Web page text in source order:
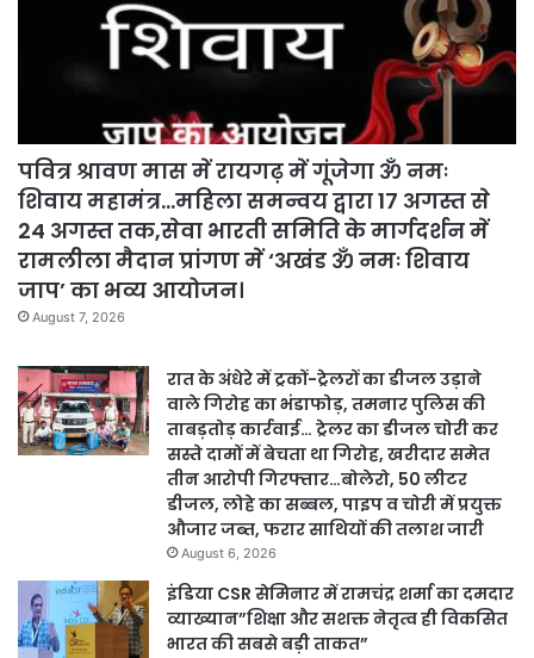
पवित्र श्रावण मास में रायगढ़ में गूंजेगा ॐ नमः
शिवाय महामंत्र…महिला समन्वय द्वारा 17 अगस्त से
24 अगस्त तक,सेवा भारती समिति के मार्गदर्शन में
रामलीला मैदान प्रांगण में ‘अखंड ॐ नमः शिवाय
जाप’ का भव्य आयोजन।
August 7, 2026
रात के अंधेरे में ट्रकों-ट्रेलरों का डीजल उड़ाने
वाले गिरोह का भंडाफोड़, तमनार पुलिस की
ताबड़तोड़ कार्रवाई… ट्रेलर का डीजल चोरी कर
सस्ते दामों में बेचता था गिरोह, खरीदार समेत
तीन आरोपी गिरफ्तार…बोलेरो, 50 लीटर
डीजल, लोहे का सब्बल, पाइप व चोरी में प्रयुक्त
औजार जब्त, फरार साथियों की तलाश जारी
August 6, 2026
इंडिया CSR सेमिनार में रामचंद्र शर्मा का दमदार
व्याख्यान”शिक्षा और सशक्त नेतृत्व ही विकसित
भारत की सबसे बड़ी ताकत”